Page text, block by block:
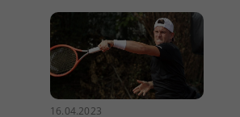
16.04.2023